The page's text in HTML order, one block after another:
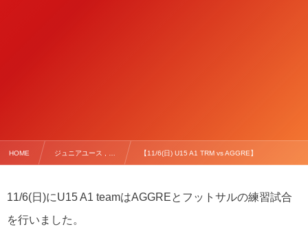
HOME ジュニアユース , … 【11/6(日) U15 A1 TRM vs AGGRE】
11/6(日)にU15 A1 teamはAGGREとフットサルの練習試合
を行いました。